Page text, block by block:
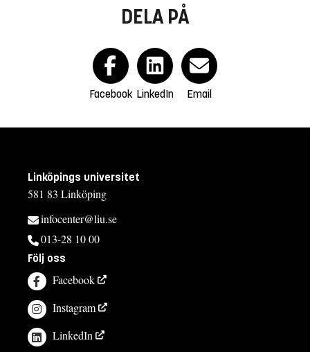
DELA PÅ
Facebook LinkedIn Email
Linköpings universitet
581 83 Linköping
infocenter@liu.se
013-28 10 00
Följ oss
Facebook
Instagram
LinkedIn